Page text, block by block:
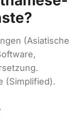
(Asiatische
(Simplified).